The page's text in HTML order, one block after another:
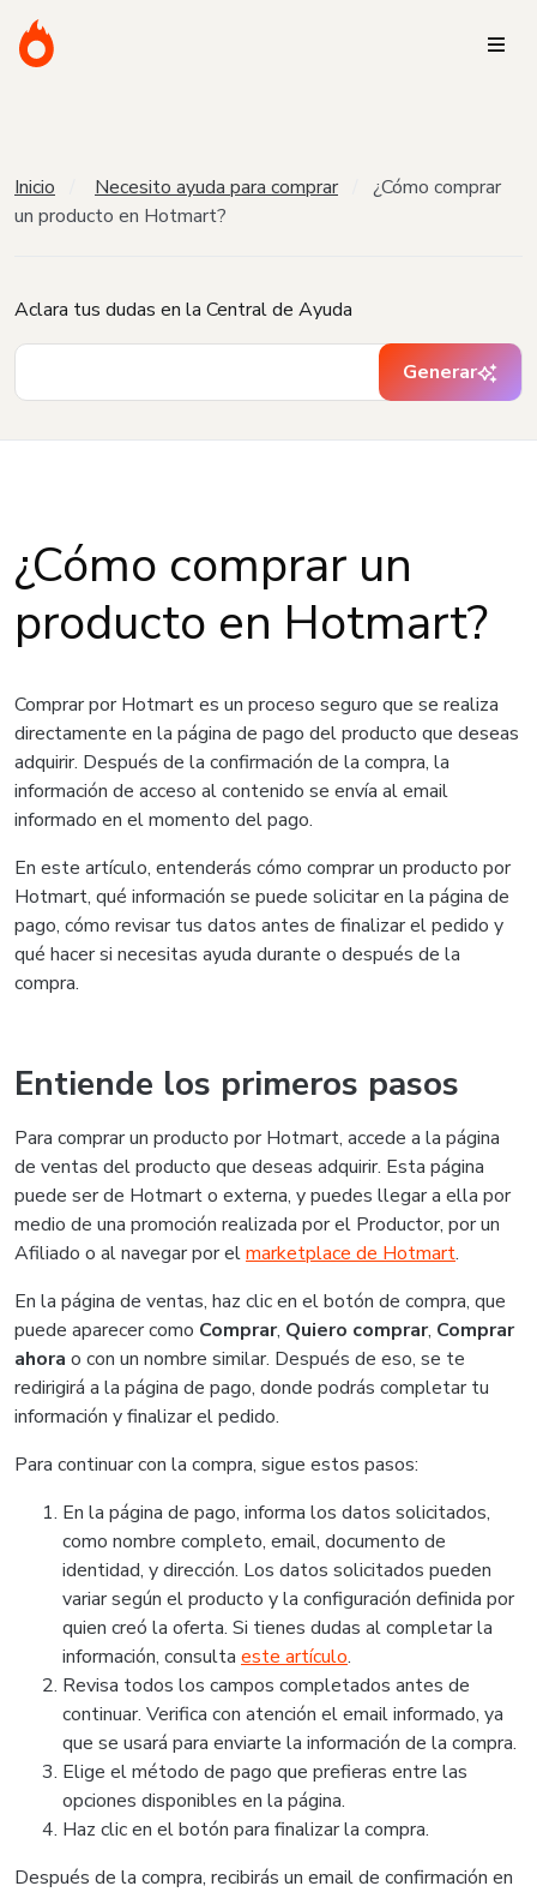
Inicio Necesito ayuda para comprar
¿Cómo comprar
un producto en Hotmart?
Aclara tus dudas en la Central de Ayuda
Generar
¿Cómo comprar un
producto en Hotmart?
Comprar por Hotmart es un proceso seguro que se realiza
directamente en la página de pago del producto que deseas
adquirir. Después de la confirmación de la compra, la
información de acceso al contenido se envía al email
informado en el momento del pago.
En este artículo, entenderás cómo comprar un producto por
Hotmart, qué información se puede solicitar en la página de
pago, cómo revisar tus datos antes de finalizar el pedido y
qué hacer si necesitas ayuda durante o después de la
compra.
Entiende los primeros pasos
Para comprar un producto por Hotmart, accede a la página
de ventas del producto que deseas adquirir. Esta página
puede ser de Hotmart o externa, y puedes llegar a ella por
medio de una promoción realizada por el Productor, por un
Afiliado o al navegar por elmarketplace de Hotmart.
En la página de ventas, haz clic en el botón de compra, que
puede aparecer como Comprar, Quiero comprar, Comprar
ahora o con un nombre similar. Después de eso, se te
redirigirá a la página de pago, donde podrás completar tu
información y finalizar el pedido.
Para continuar con la compra, sigue estos pasos:
En la página de pago, informa los datos solicitados,
como nombre completo, email, documento de
identidad, y dirección. Los datos solicitados pueden
variar según el producto y la configuración definida por
quien creó la oferta. Si tienes dudas al completar la
información, consulta este artículo.
Revisa todos los campos completados antes de
continuar. Verifica con atención el email informado, ya
que se usará para enviarte la información de la compra.
Elige el método de pago que prefieras entre las
opciones disponibles en la página.
Haz clic en el botón para finalizar la compra.
Después de la compra, recibirás un email de confirmación en